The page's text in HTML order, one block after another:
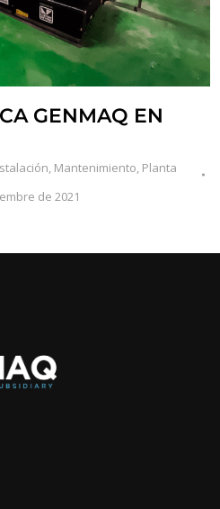
GENMAQ EN
, Mantenimiento, Planta
de 2021